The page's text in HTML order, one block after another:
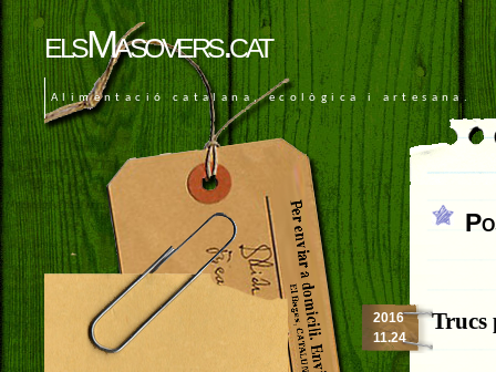
elsMasovers.cat
Alimentació catalana, ecològica i artesana.
Trucs
2016
11.24